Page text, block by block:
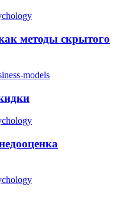
методы скрытого
models